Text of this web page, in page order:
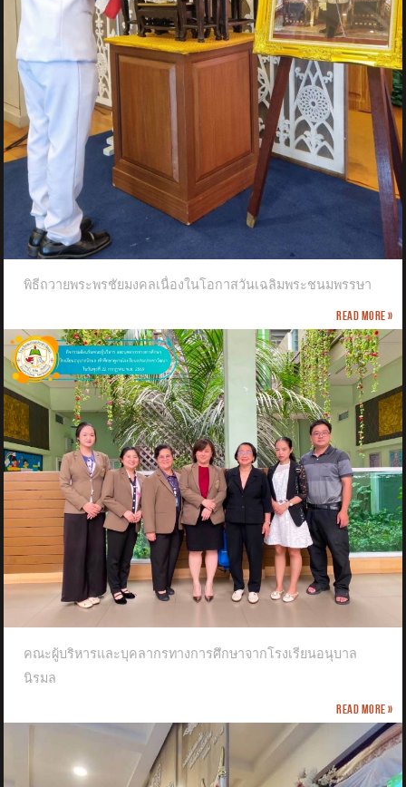
พิธีถวายพระพรชัยมงคลเนื่องในโอกาสวันเฉลิมพระชนมพรรษา
Read more »
คณะผู้บริหารและบุคลากรทางการศึกษาจากโรงเรียนอนุบาล
นิรมล
Read more »